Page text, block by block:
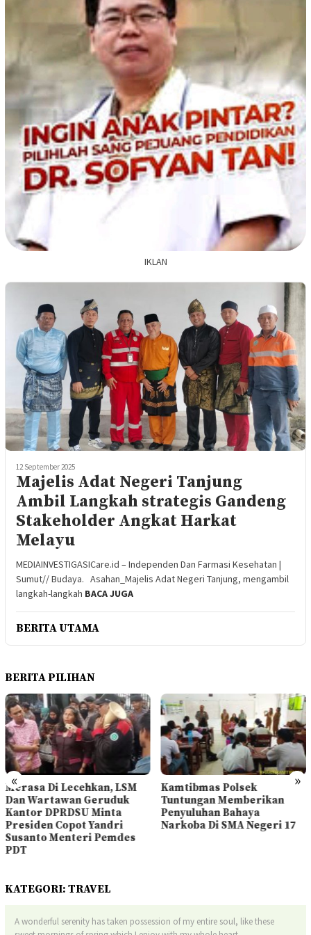
IKLAN
12 September 2025
Majelis Adat Negeri Tanjung
Ambil Langkah strategis Gandeng
Stakeholder Angkat Harkat
Melayu
MEDIAINVESTIGASICare.id – Independen Dan Farmasi Kesehatan |
Sumut// Budaya. Asahan_Majelis Adat Negeri Tanjung, mengambil
langkah-langkah BACA JUGA
BERITA UTAMA
BERITA PILIHAN
« »
Merasa Di Lecehkan, LSM
Dan Wartawan Geruduk
Kantor DPRDSU Minta
Presiden Copot Yandri
Susanto Menteri Pemdes
PDT
Kamtibmas Polsek
Tuntungan Memberikan
Penyuluhan Bahaya
Narkoba Di SMA Negeri 17
KATEGORI: TRAVEL
A wonderful serenity has taken possession of my entire soul, like these